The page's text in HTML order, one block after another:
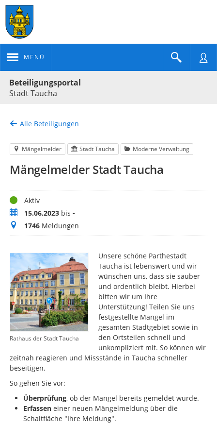
MENÜ
Beteiligungsportal
Stadt Taucha
Alle Beteiligungen
Mängelmelder Stadt Taucha Moderne Verwaltung
Mängelmelder Stadt Taucha
StatusAktiv
Zeitraum15.06.2023 bis -
Meldungen
1746 Meldungen
Rathaus der Stadt Taucha
Unsere schöne Parthestadt
Taucha ist lebenswert und wir
wünschen uns, dass sie sauber
und ordentlich bleibt. Hierbei
bitten wir um Ihre
Unterstützung! Teilen Sie uns
festgestellte Mängel im
gesamten Stadtgebiet sowie in
den Ortsteilen schnell und
unkompliziert mit. So können wir
zeitnah reagieren und Missstände in Taucha schneller
beseitigen.
So gehen Sie vor:
Überprüfung, ob der Mangel bereits gemeldet wurde.
Erfassen einer neuen Mängelmeldung über die
Schaltfläche "Ihre Meldung".